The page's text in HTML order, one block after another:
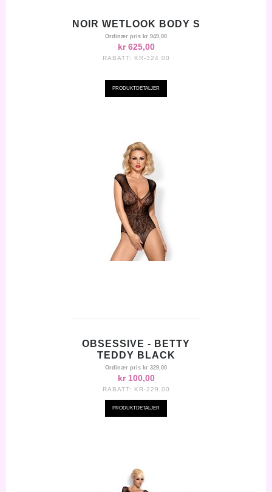
NOIR WETLOOK BODY S
Ordinær pris kr 949,00
kr 625,00
RABATT: KR-324,00
PRODUKTDETALJER
OBSESSIVE - BETTY
TEDDY BLACK
Ordinær pris kr 329,00
kr 100,00
RABATT: KR-229,00
PRODUKTDETALJER